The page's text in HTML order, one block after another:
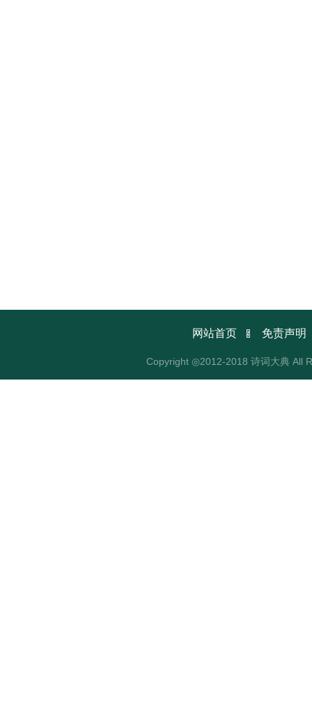
网站首页  免责声明
Copyright ◎2012-2018 诗词大典 All